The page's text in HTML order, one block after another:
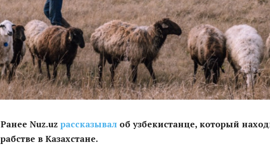
Ранее Nuz.uz рассказывал об узбекистанце, который
рабстве в Казахстане.